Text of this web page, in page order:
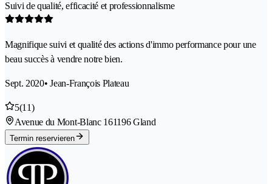
Suivi de qualité, efficacité et professionnalisme
Magnifique suivi et qualité des actions d'immo performance pour une
beau succès à vendre notre bien.
Sept. 2020• Jean-François Plateau
5(11)
Avenue du Mont-Blanc 161196 Gland
Termin reservieren